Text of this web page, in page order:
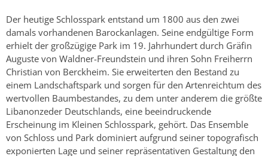
Der heutige Schlosspark entstand um 1800 aus den zwei
damals vorhandenen Barockanlagen. Seine endgültige Form
erhielt der großzügige Park im 19. Jahrhundert durch Gräfin
Auguste von Waldner-Freundstein und ihren Sohn Freiherrn
Christian von Berckheim. Sie erweiterten den Bestand zu
einem Landschaftspark und sorgen für den Artenreichtum des
wertvollen Baumbestandes, zu dem unter anderem die größte
Libanonzeder Deutschlands, eine beeindruckende
Erscheinung im Kleinen Schlosspark, gehört. Das Ensemble
von Schloss und Park dominiert aufgrund seiner topografisch
exponierten Lage und seiner repräsentativen Gestaltung den